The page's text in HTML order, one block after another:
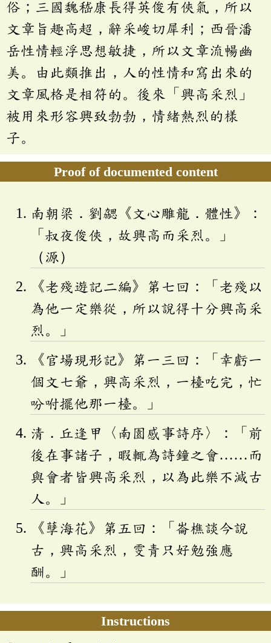
俗；三國魏嵇康長得英俊有俠氣，所以
文章旨趣高超，辭采峻切犀利；西晉潘
岳性情輕浮思想敏捷，所以文章流暢幽
美。由此類推出，人的性情和寫出來的
文章風格是相符的。後來「興高采烈」
被用來形容興致勃勃，情緒熱烈的樣
子。
Proof of documented content
南朝梁．劉勰《文心雕龍．體性》：
「叔夜俊俠，故興高而采烈。」
（源）
《老殘遊記二編》第七回：「老殘以
為他一定樂從，所以說得十分興高采
烈。」
《官場現形記》第一三回：「幸虧一
個文七爺，興高采烈，一檯吃完，忙
吩咐擺他那一檯。」
清．丘逢甲〈南園感事詩序〉：「前
後在事諸子，暇輒為詩鐘之會……而
與會者皆興高采烈，以為此樂不減古
人。」
《孽海花》第五回：「崙樵談今說
古，興高采烈，雯青只好勉強應
酬。」
Instructions